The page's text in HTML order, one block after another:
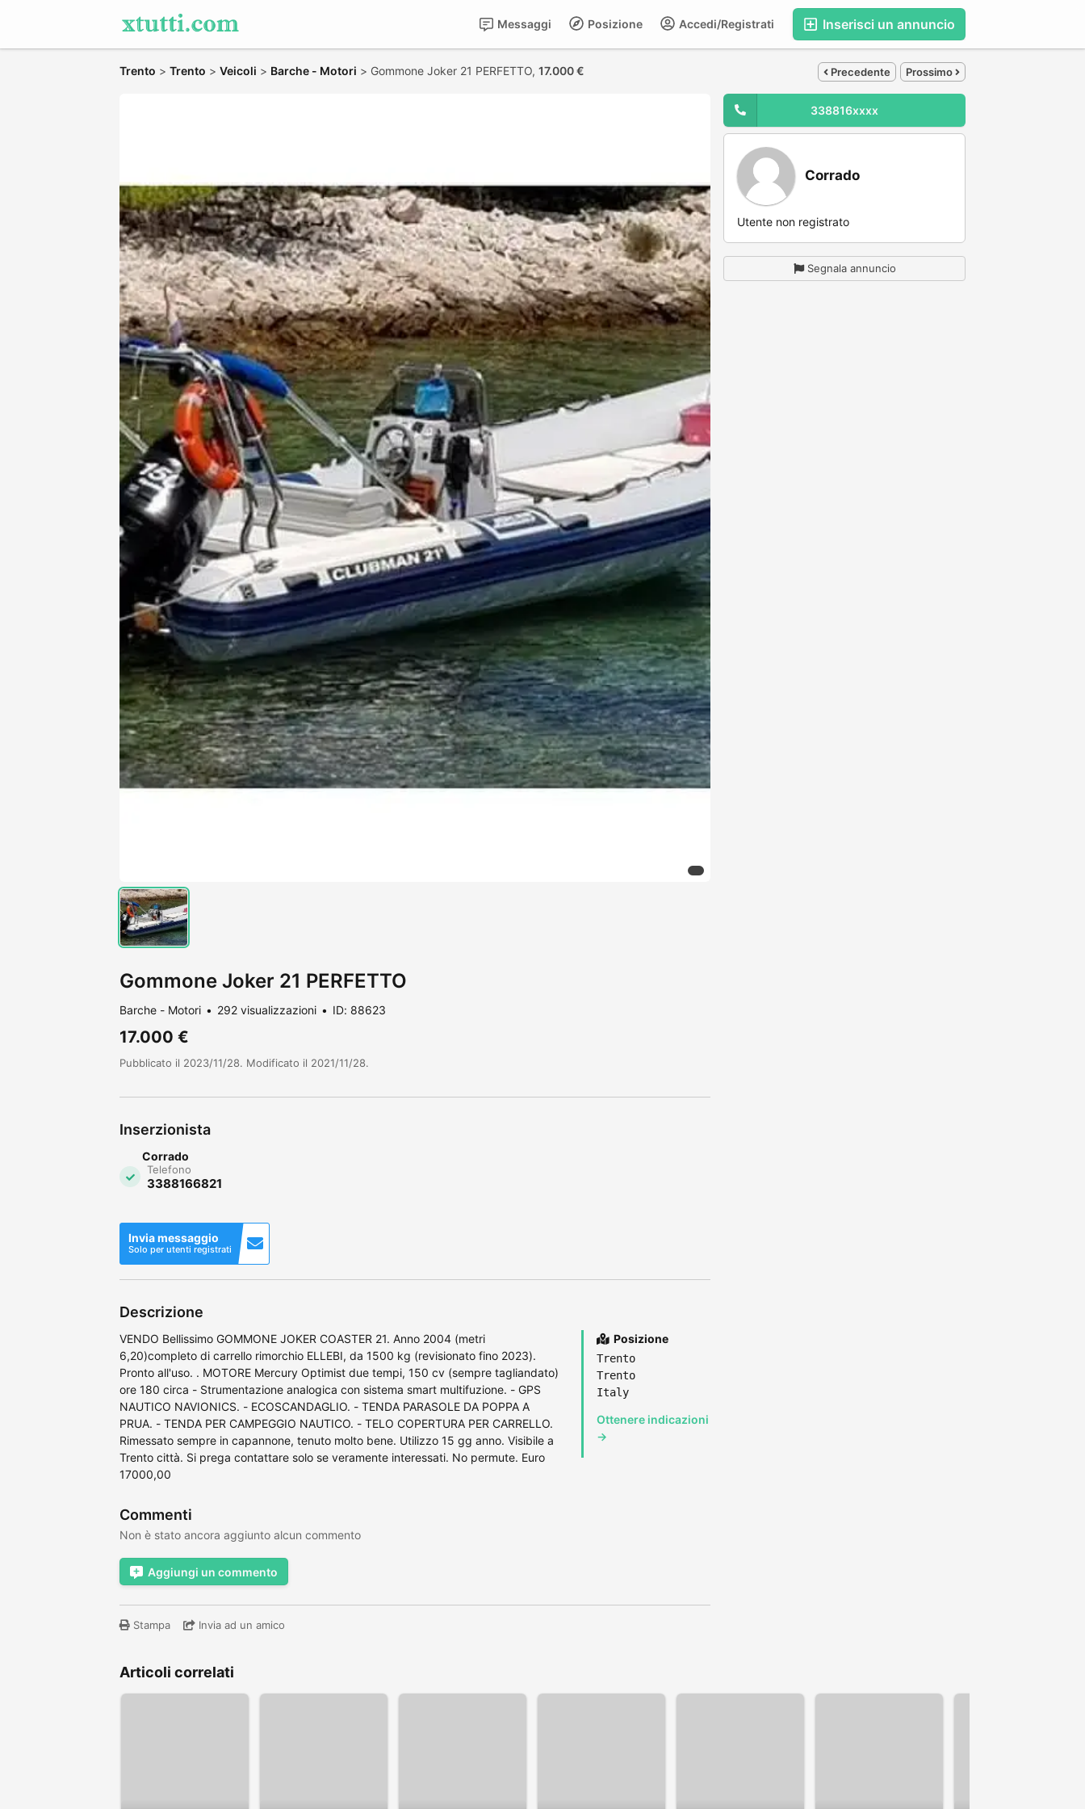
Inserisci un annuncio
Accedi/Registrati
Posizione
Messaggi
Trento > Trento > Veicoli > Barche - Motori > Gommone Joker 21 PERFETTO, 17.000 € Precedente Prossimo
Gommone Joker 21 PERFETTO
Barche - Motori 292 visualizzazioni ID: 88623
17.000 €
Pubblicato il 2023/11/28. Modificato il 2021/11/28.
Inserzionista
Corrado
Telefono
3388166821
Invia messaggio
Solo per utenti registrati
Descrizione
VENDO Bellissimo GOMMONE JOKER COASTER 21. Anno 2004 (metri
6,20)completo di carrello rimorchio ELLEBI, da 1500 kg (revisionato fino 2023).
Pronto all'uso. . MOTORE Mercury Optimist due tempi, 150 cv (sempre tagliandato)
ore 180 circa - Strumentazione analogica con sistema smart multifuzione. - GPS
NAUTICO NAVIONICS. - ECOSCANDAGLIO. - TENDA PARASOLE DA POPPA A
PRUA. - TENDA PER CAMPEGGIO NAUTICO. - TELO COPERTURA PER CARRELLO.
Rimessato sempre in capannone, tenuto molto bene. Utilizzo 15 gg anno. Visibile a
Trento città. Si prega contattare solo se veramente interessati. No permute. Euro
17000,00
Posizione
Trento
Trento
Italy
Ottenere indicazioni
→
Commenti
Non è stato ancora aggiunto alcun commento
Aggiungi un commento
Stampa Invia ad un amico
338816xxxx
Corrado
Utente non registrato
Segnala annuncio
Articoli correlati